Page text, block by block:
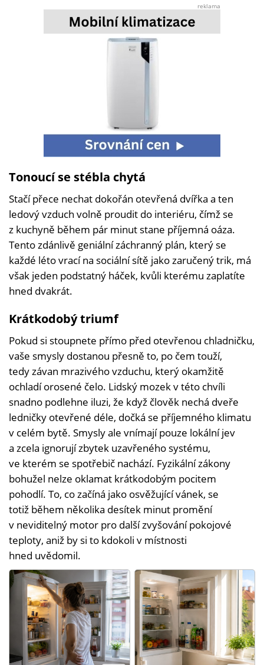
reklama
Tonoucí se stébla chytá
Stačí přece nechat dokořán otevřená dvířka a ten
ledový vzduch volně proudit do interiéru, čímž se
z kuchyně během pár minut stane příjemná oáza.
Tento zdánlivě geniální záchranný plán, který se
každé léto vrací na sociální sítě jako zaručený trik, má
však jeden podstatný háček, kvůli kterému zaplatíte
hned dvakrát.
Krátkodobý triumf
Pokud si stoupnete přímo před otevřenou chladničku,
vaše smysly dostanou přesně to, po čem touží,
tedy závan mrazivého vzduchu, který okamžitě
ochladí orosené čelo. Lidský mozek v této chvíli
snadno podlehne iluzi, že když člověk nechá dveře
ledničky otevřené déle, dočká se příjemného klimatu
v celém bytě. Smysly ale vnímají pouze lokální jev
a zcela ignorují zbytek uzavřeného systému,
ve kterém se spotřebič nachází. Fyzikální zákony
bohužel nelze oklamat krátkodobým pocitem
pohodlí. To, co začíná jako osvěžující vánek, se
totiž během několika desítek minut promění
v neviditelný motor pro další zvyšování pokojové
teploty, aniž by si to kdokoli v místnosti
hned uvědomil.